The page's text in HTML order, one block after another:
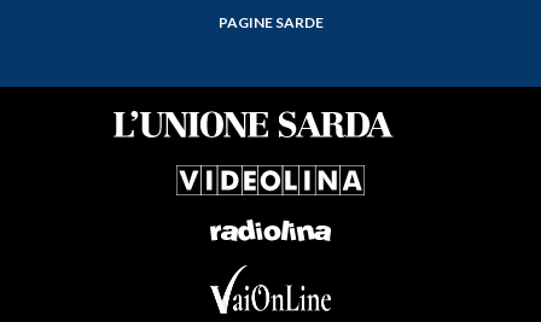
PAGINE SARDE